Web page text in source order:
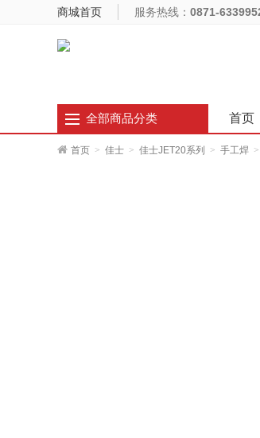
商城首页 服务热线： 0871-
全部商品分类 首页
首页 > 佳士 > 佳士JET20系列 > 手工焊 >